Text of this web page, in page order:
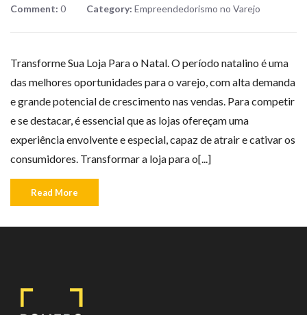
Comment: 0 Category: Empreendedorismo no Varejo
Transforme Sua Loja Para o Natal. O período natalino é uma
das melhores oportunidades para o varejo, com alta demanda
e grande potencial de crescimento nas vendas. Para competir
e se destacar, é essencial que as lojas ofereçam uma
experiência envolvente e especial, capaz de atrair e cativar os
consumidores. Transformar a loja para o[...]
Read More